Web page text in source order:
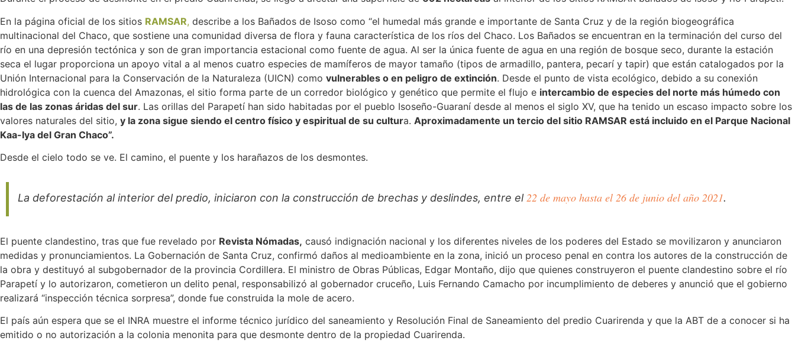
En la página oficial de los sitios RAMSAR, describe a los Bañados de Isoso como “el humedal más grande e importante de Santa Cruz y de la región biogeográfica
multinacional del Chaco, que sostiene una comunidad diversa de flora y fauna característica de los ríos del Chaco. Los Bañados se encuentran en la terminación del curso del
río en una depresión tectónica y son de gran importancia estacional como fuente de agua. Al ser la única fuente de agua en una región de bosque seco, durante la estación
seca el lugar proporciona un apoyo vital a al menos cuatro especies de mamíferos de mayor tamaño (tipos de armadillo, pantera, pecarí y tapir) que están catalogados por la
Unión Internacional para la Conservación de la Naturaleza (UICN) como vulnerables o en peligro de extinción. Desde el punto de vista ecológico, debido a su conexión
hidrológica con la cuenca del Amazonas, el sitio forma parte de un corredor biológico y genético que permite el flujo e intercambio de especies del norte más húmedo con
las de las zonas áridas del sur. Las orillas del Parapetí han sido habitadas por el pueblo Isoseño-Guaraní desde al menos el siglo XV, que ha tenido un escaso impacto sobre los
valores naturales del sitio, y la zona sigue siendo el centro físico y espiritual de su cultura. Aproximadamente un tercio del sitio RAMSAR está incluido en el Parque Nacional
Kaa-Iya del Gran Chaco”.
Desde el cielo todo se ve. El camino, el puente y los harañazos de los desmontes.
La deforestación al interior del predio, iniciaron con la construcción de brechas y deslindes, entre el22 de mayo hasta el 26 de junio del año 2021.
El puente clandestino, tras que fue revelado por Revista Nómadas, causó indignación nacional y los diferentes niveles de los poderes del Estado se movilizaron y anunciaron
medidas y pronunciamientos. La Gobernación de Santa Cruz, confirmó daños al medioambiente en la zona, inició un proceso penal en contra los autores de la construcción de
la obra y destituyó al subgobernador de la provincia Cordillera. El ministro de Obras Públicas, Edgar Montaño, dijo que quienes construyeron el puente clandestino sobre el río
Parapetí y lo autorizaron, cometieron un delito penal, responsabilizó al gobernador cruceño, Luis Fernando Camacho por incumplimiento de deberes y anunció que el gobierno
realizará “inspección técnica sorpresa”, donde fue construida la mole de acero.
El país aún espera que se el INRA muestre el informe técnico jurídico del saneamiento y Resolución Final de Saneamiento del predio Cuarirenda y que la ABT de a conocer si ha
emitido o no autorización a la colonia menonita para que desmonte dentro de la propiedad Cuarirenda.